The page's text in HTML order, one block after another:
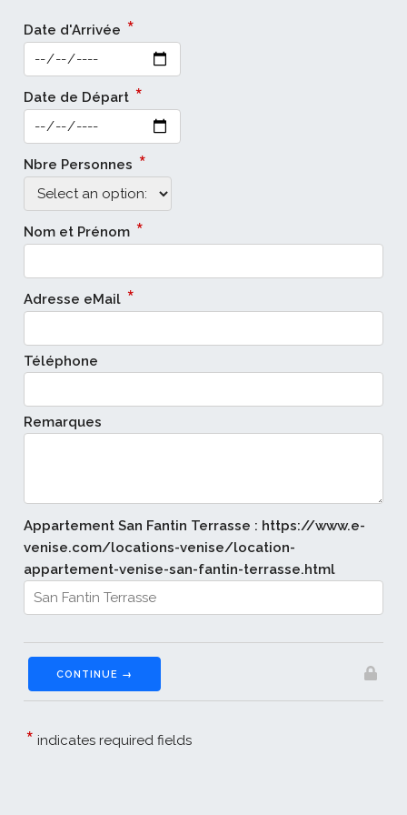
Date d'Arrivée *
Date de Départ *
Nbre Personnes *
Nom et Prénom *
Adresse eMail *
Téléphone
Remarques
Appartement San Fantin Terrasse : https://www.e-
venise.com/locations-venise/location-
appartement-venise-san-fantin-terrasse.html
CONTINUE →
* indicates required fields